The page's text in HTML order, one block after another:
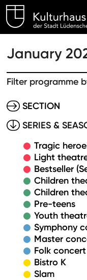
January
Filter programme
SECTION
SERIES &
Tragic
Light
Bestseller
Children
Children
Pre-teens
Youth
Symphony
Master
Folk concert
Bistro K
Slam